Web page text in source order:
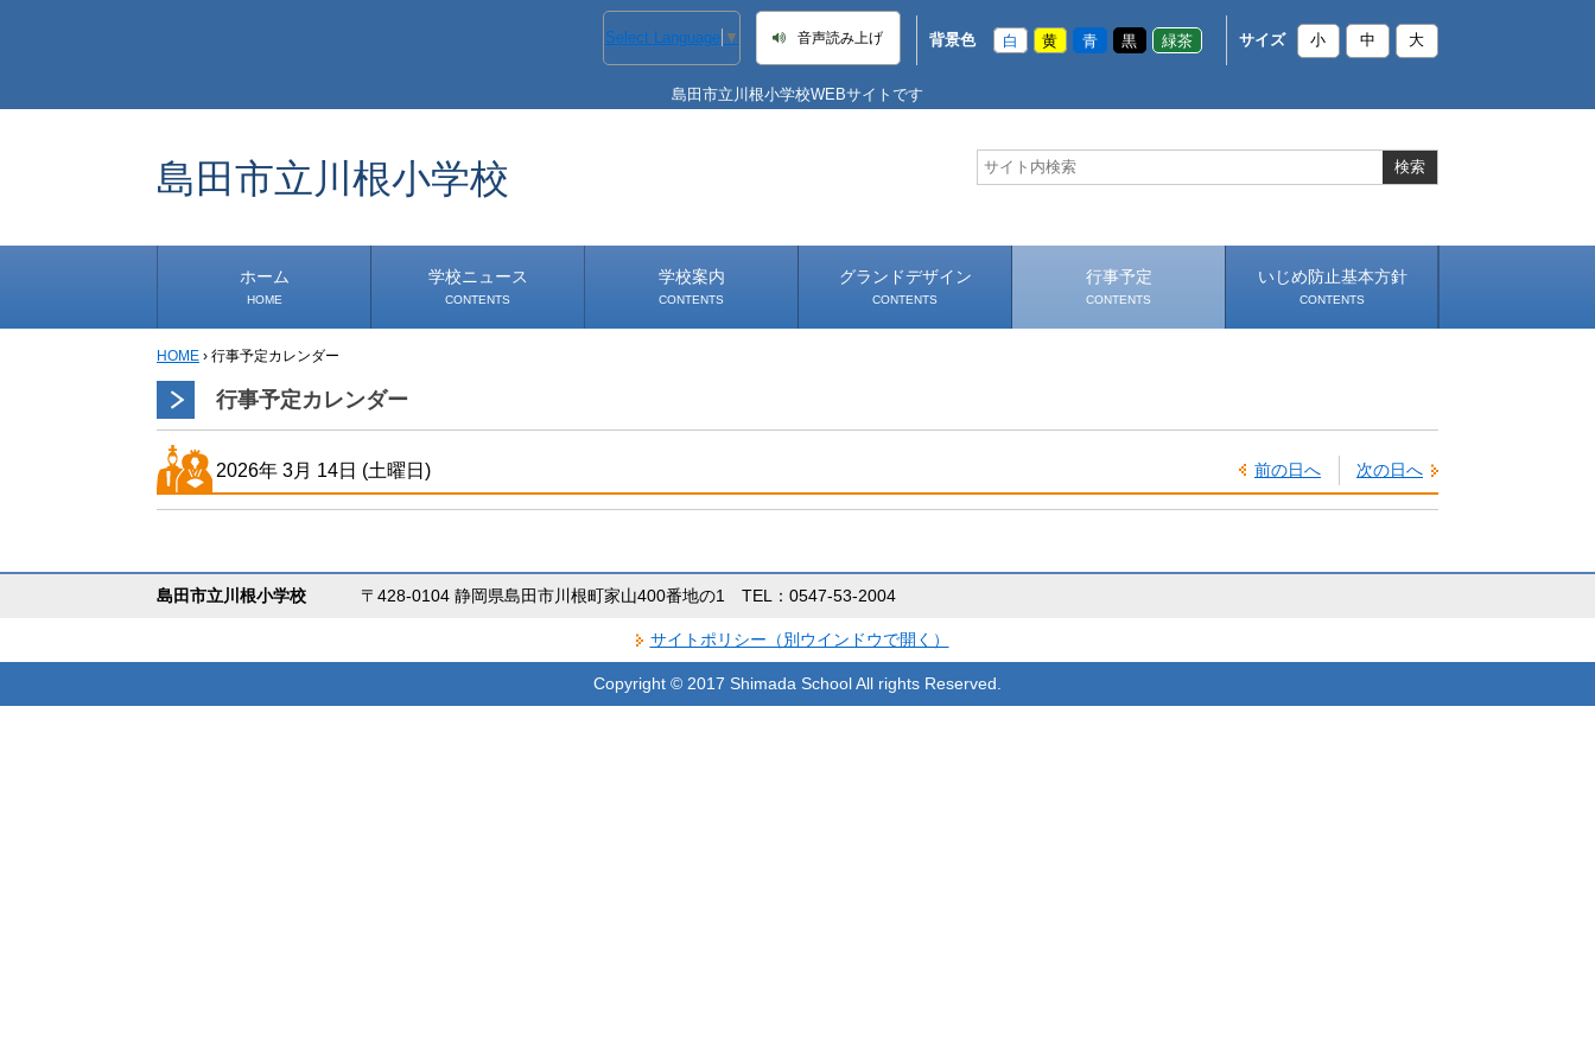
Select Language ▼ 音声読み上げ 背景色 白 黄 青 黒 緑茶 サイズ 小 中 大
島田市立川根小学校WEBサイトです
島田市立川根小学校
ホーム
HOME
学校ニュース
CONTENTS
学校案内
CONTENTS
グランドデザイン
CONTENTS
行事予定
CONTENTS
いじめ防止基本方針
CONTENTS
HOME › 行事予定カレンダー
行事予定カレンダー
2026年 3月 14日 (土曜日) 前の日へ 次の日へ
島田市立川根小学校 〒428-0104 静岡県島田市川根町家山400番地の1 TEL：0547-53-2004
サイトポリシー（別ウインドウで開く）
Copyright © 2017 Shimada School All rights Reserved.